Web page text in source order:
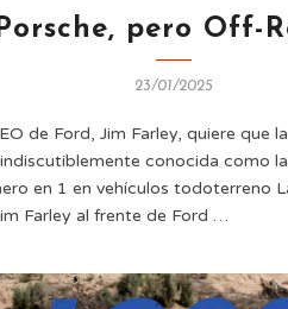
pero Off-
23/01/2025
de Ford, Jim Farley, quiere que
conocida como
en 1 en vehículos todoterreno
Farley al frente de Ford …